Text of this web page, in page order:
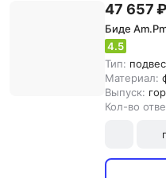
47 657 ₽
Биде
4.5
Тип:
Материал:
Выпуск:
Кол-во